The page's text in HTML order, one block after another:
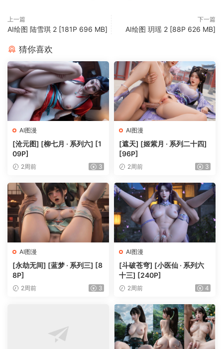
上一篇
AI绘图 陆雪琪 2 [181P 696 MB]
下一篇
AI绘图 玥瑶 2 [88P 626 MB]
猜你喜欢
AI图漫
[沧元图] [柳七月 · 系列六] [1
09P]
2周前 3
AI图漫
[遮天] [姬紫月 · 系列二十四]
[96P]
2周前 3
AI图漫
[永劫无间] [蓝梦 · 系列三] [8
8P]
2周前 3
AI图漫
[斗破苍穹] [小医仙 · 系列六
十三] [240P]
2周前 4